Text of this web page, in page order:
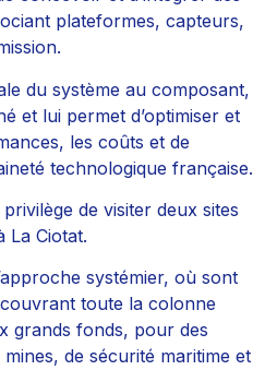
plateformes, capteurs,
du système au composant,
et lui permet d’optimiser et
les coûts et de
technologique française.
de visiter deux sites
La Ciotat.
systémier, où sont
toute la colonne
grands fonds, pour des
de sécurité maritime et